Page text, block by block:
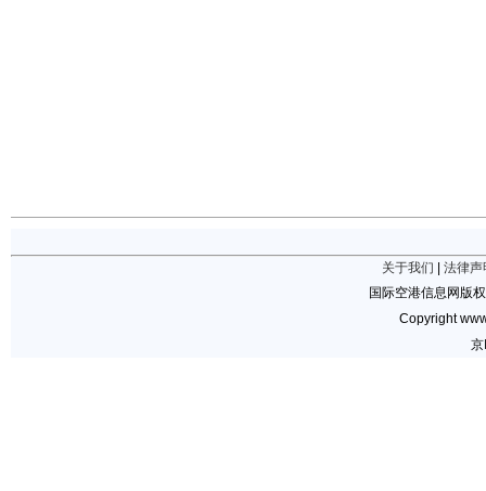
关于我们
法律声
国际空港信息网版
Copyright